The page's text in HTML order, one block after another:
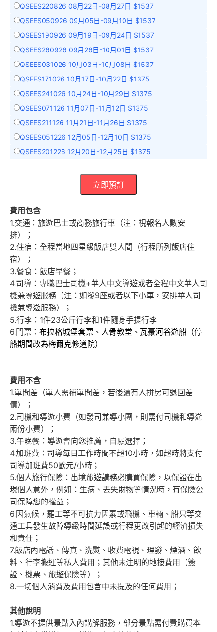
QSEES220826 08月22日-08月27日 $1537
QSEES050926 09月05日-09月10日 $1537
QSEES190926 09月19日-09月24日 $1537
QSEES260926 09月26日-10月01日 $1537
QSEES031026 10月03日-10月08日 $1537
QSEES171026 10月17日-10月22日 $1375
QSEES241026 10月24日-10月29日 $1375
QSEES071126 11月07日-11月12日 $1375
QSEES211126 11月21日-11月26日 $1375
QSEES051226 12月05日-12月10日 $1375
QSEES201226 12月20日-12月25日 $1375
立即預訂
費用包含
1.交通：旅遊巴士或商務旅行車（注：視報名人數安
排）；
2.住宿：全程當地四星級飯店雙人間（行程所列飯店住
宿）；
3.餐食：飯店早餐；
4.司導：專職巴士司機+華人中文導遊或者全程中文華人司
機兼導遊服務（注：如發9座或者以下小車，安排華人司
機兼導遊服務）；
5.行李：1件23公斤行李和1件隨身手提行李
6.門票： 布拉格城堡套票、人骨教堂、瓦豪河谷遊船（停
船期間改為梅爾克修道院）
費用不含
1.單間差（單人需補單間差，若後續有人拼房可退回差
價）；
2.司機和導遊小費（如發司兼導小團，則需付司機和導遊
兩份小費）；
3.午晚餐：導遊會向您推薦，自願選擇；
4.加班費：司導每日工作時間不超10小時，如超時將支付
司導加班費50歐元/小時；
5.個人旅行保險：出境旅遊請務必購買保險，以保證在出
現個人意外，例如：生病、丟失財物等情況時，有保險公
司保障您的權益；
6.因氣候，罷工等不可抗力因素或飛機、車輛、船只等交
通工具發生故障導緻時間延誤或行程更改引起的經濟損失
和責任；
7.飯店內電話、傳真、洗熨、收費電視、理發、煙酒、飲
料、行李搬運等私人費用；其他未注明的地接費用（簽
證、機票、旅遊保險等）；
8.一切個人消費及費用包含中未提及的任何費用；
其他說明
1.導遊不提供景點入內講解服務，部分景點需付費購買本